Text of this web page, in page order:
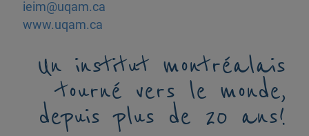
ieim@uqam.ca
www.uqam.ca
Un institut montréalais
tourné vers le monde,
depuis plus de 20 ans!